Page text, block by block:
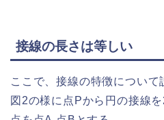
接線の長さは等しい
ここで、接線の特徴について
図2の様に点Pから円の接線